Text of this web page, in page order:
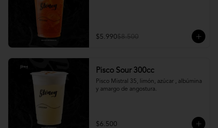
$5.990$8.500
Pisco Sour 300cc
Pisco Mistral 35, limón, azúcar , albúmina
y amargo de angostura.
$6.500